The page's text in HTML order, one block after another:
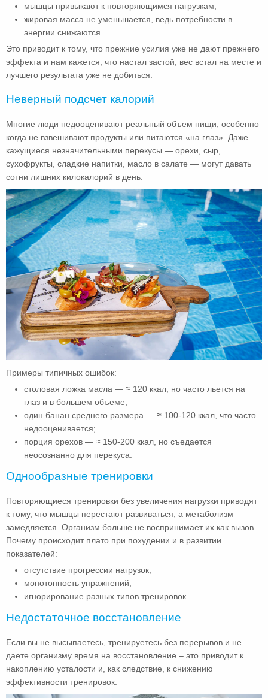
мышцы привыкают к повторяющимся нагрузкам;
жировая масса не уменьшается, ведь потребности в
энергии снижаются.
Это приводит к тому, что прежние усилия уже не дают прежнего
эффекта и нам кажется, что настал застой, вес встал на месте и
лучшего результата уже не добиться.
Неверный подсчет калорий
Многие люди недооценивают реальный объем пищи, особенно
когда не взвешивают продукты или питаются «на глаз». Даже
кажущиеся незначительными перекусы — орехи, сыр,
сухофрукты, сладкие напитки, масло в салате — могут давать
сотни лишних килокалорий в день.
Примеры типичных ошибок:
столовая ложка масла — ≈ 120 ккал, но часто льется на
глаз и в большем объеме;
один банан среднего размера — ≈ 100-120 ккал, что часто
недооценивается;
порция орехов — ≈ 150-200 ккал, но съедается
неосознанно для перекуса.
Однообразные тренировки
Повторяющиеся тренировки без увеличения нагрузки приводят
к тому, что мышцы перестают развиваться, а метаболизм
замедляется. Организм больше не воспринимает их как вызов.
Почему происходит плато при похудении и в развитии
показателей:
отсутствие прогрессии нагрузок;
монотонность упражнений;
игнорирование разных типов тренировок
Недостаточное восстановление
Если вы не высыпаетесь, тренируетесь без перерывов и не
даете организму время на восстановление – это приводит к
накоплению усталости и, как следствие, к снижению
эффективности тренировок.